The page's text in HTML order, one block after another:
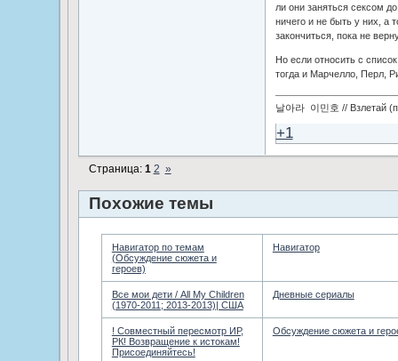
ли они заняться сексом
ничего и не быть у них, а
закончиться, пока не
Но если относить с
тогда и Марчелло, Перл,
날아라 이민호 // Взлетай
+1
Страница: 1 2 »
Похожие темы
Навигатор по темам
(Обсуждение сюжета и
героев)
Навигатор
Все мои дети / All My Children
(1970-2011; 2013-2013)| США
Дневные сериалы
! Совместный пересмотр ИР,
РК! Возвращение к истокам!
Присоединяйтесь!
Обсуждение сюжета и